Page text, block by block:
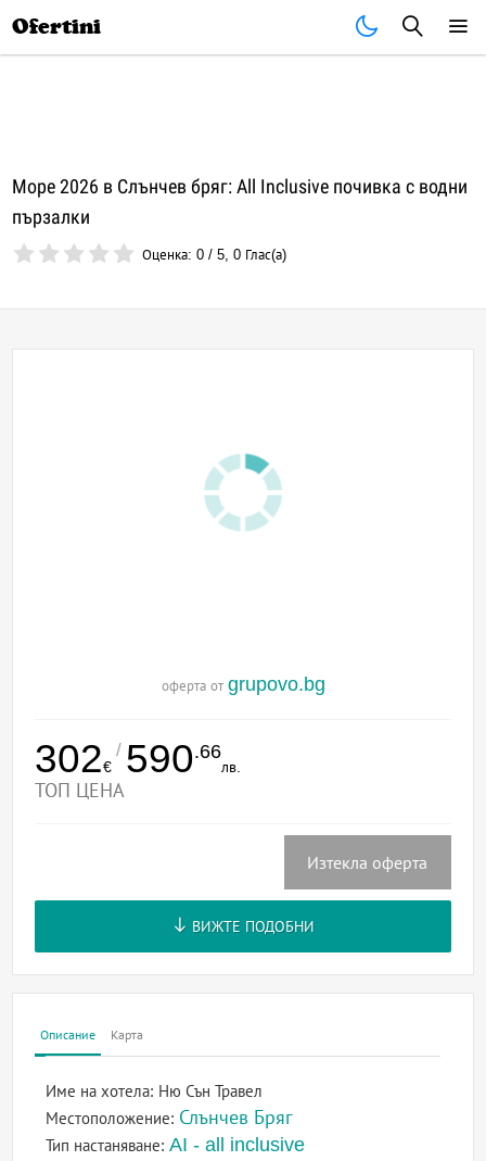
Ofertini
Море 2026 в Слънчев бряг: All Inclusive почивка с водни
пързалки
Оценка:0 /5,0 Глас(а)
оферта от grupovo.bg
302€
/ 590.66
лв.
ТОП ЦЕНА
Изтекла оферта
ВИЖТЕ ПОДОБНИ
Описание Карта
Име на хотела: Ню Сън Травел
Местоположение: Слънчев Бряг
Тип настаняване:AI - all inclusive